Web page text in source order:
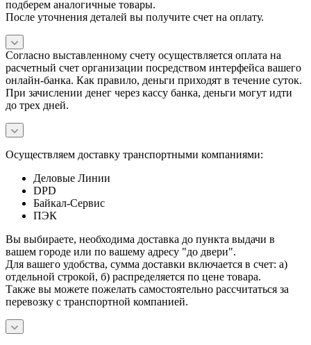
подберем аналогичные товары.
После уточнения деталей вы получите счет на оплату.
Согласно выставленному счету осуществляется оплата на
расчетный счет организации посредством интерфейса вашего
онлайн-банка. Как правило, деньги приходят в течение суток.
При зачислении денег через кассу банка, деньги могут идти
до трех дней.
Осуществляем доставку транспортными компаниями:
Деловые Линии
DPD
Байкал-Сервис
ПЭК
Вы выбираете, необходима доставка до пункта выдачи в
вашем городе или по вашему адресу "до двери".
Для вашего удобства, сумма доставки включается в счет: а)
отдельной строкой, б) распределяется по цене товара.
Также вы можете пожелать самостоятельно рассчитаться за
перевозку с транспортной компанией.